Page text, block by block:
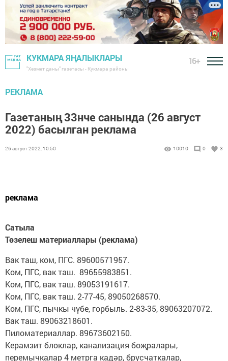
КУКМАРА ЯҢАЛЫКЛАРЫ
"Хезмәт даны" газетасы - Кукмара районы
16+
РЕКЛАМА
Газетаның 33нче санында (26 август
2022) басылган реклама
26 август 2022, 10:50 10010 0 3
реклама
Сатыла
Төзелеш материаллары (реклама)
Вак таш, ком, ПГС. 89600571957.
Ком, ПГС, вак таш. 89655983851.
Ком, ПГС, вак таш. 89053191617.
Ком, ПГС, вак таш. 2-77-45, 89050268570.
Ком, ПГС, пычкы чүбе, горбыль. 2-83-35, 89063207072.
Вак таш. 89063218601.
Пиломатериаллар. 89673602150.
Керамзит блоклар, канализация боҗралары,
перемычкалар 4 метрга кадәр, брусчаткалар,